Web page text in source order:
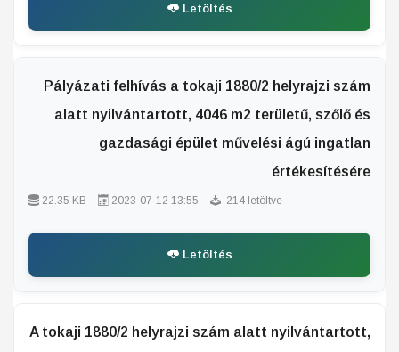
Letöltés
Pályázati felhívás a tokaji 1880/2 helyrajzi szám
alatt nyilvántartott, 4046 m2 területű, szőlő és
gazdasági épület művelési ágú ingatlan
értékesítésére
22.35 KB 2023-07-12 13:55 214 letöltve
Letöltés
A tokaji 1880/2 helyrajzi szám alatt nyilvántartott,